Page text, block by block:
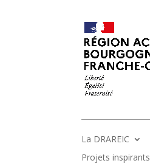
La DRAREIC
Projets inspirants